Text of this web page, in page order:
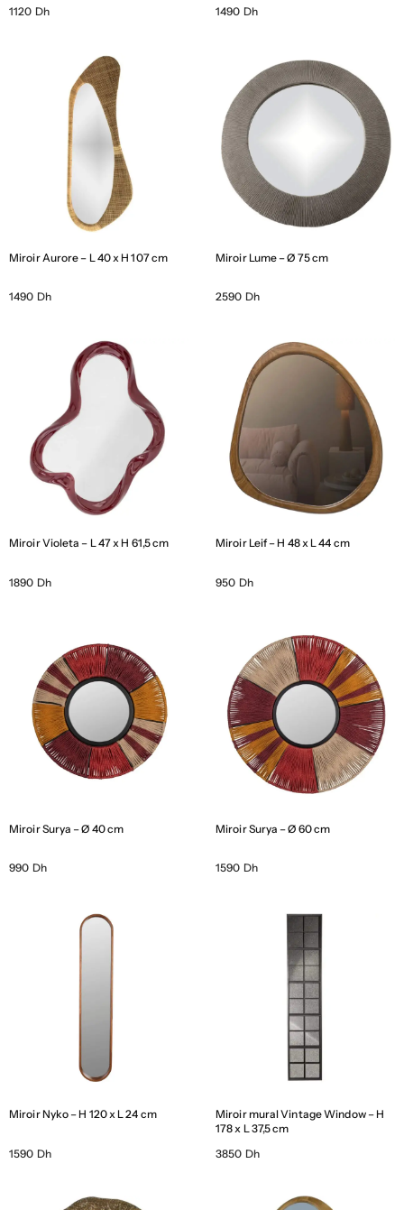
1120 Dh 1490 Dh
Miroir Aurore – L 40 x H 107 cm
1490 Dh
Miroir Lume – Ø 75 cm
2590 Dh
Miroir Violeta – L 47 x H 61,5 cm
1890 Dh
Miroir Leif – H 48 x L 44 cm
950 Dh
Miroir Surya – Ø 40 cm
990 Dh
Miroir Surya – Ø 60 cm
1590 Dh
Miroir Nyko – H 120 x L 24 cm
1590 Dh
Miroir mural Vintage Window – H
178 x L 37,5 cm
3850 Dh